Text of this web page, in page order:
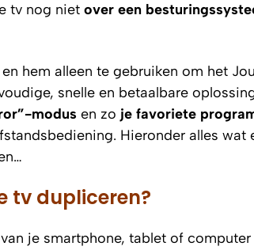
tv nog niet over een
hem alleen te gebruiken om het
snelle en betaalbare
modus en zo je favoriete
Hieronder alles wat
tv dupliceren?
je smartphone, tablet of computer